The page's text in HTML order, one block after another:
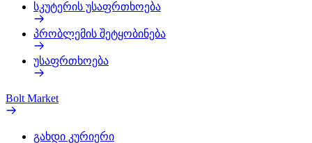
სკუტერის უსაფრთხოება
პრობლემის შეტყობინება
უსაფრთხოება
Bolt Market
გახდი კურიერი